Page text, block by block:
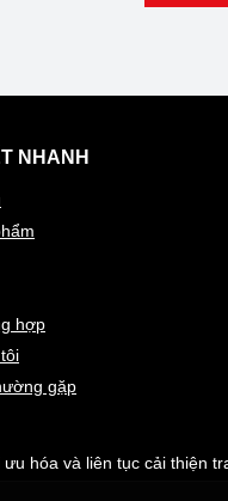
NHANH
hợp
gặp
hóa và liên tục cải thiện